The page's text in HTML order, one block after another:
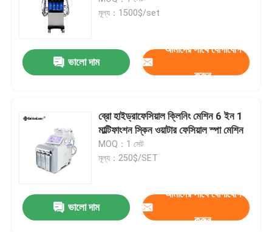
মূল্য：1500$/set
ভালো দাম
আমাদের সাথে যোগাযোগ
করুন
ব্রো হাইড্রাফেসিয়াল ক্লিনিং মেশিন 6 ইন 1
মাল্টিফাংশন স্কিন ওয়াটার ফেসিয়াল স্পা মেশিন
MOQ：1 সেট
মূল্য：250$/SET
ভালো দাম
আমাদের সাথে যোগাযোগ
করুন